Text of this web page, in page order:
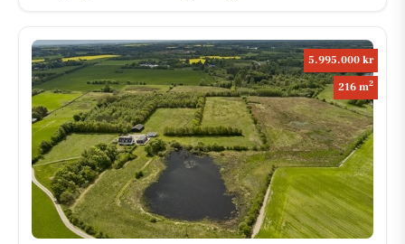
5.995.000 kr
216 m2